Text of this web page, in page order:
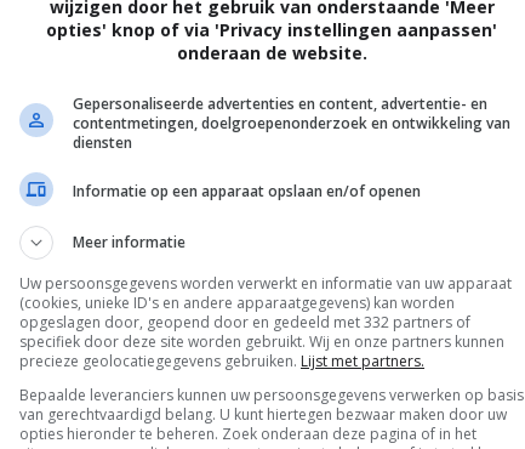
en gaat hij in zee met een
van alle ellende, want hij belandt middenin
gearresteerd en in het gevang gegooid. Eddie
te laten verklaren maar komt
afdeling van een ziekenhuis terecht.
moment weet hij te ontsnappen, maar wordt
arts
Richard Pryor, Jon Polito ,Sylvia Miles
Randall 'Tex' Cobb,Joe Mantegna,Rachel
Ticotin
Brian Tarantina Rubén Blades,
Jude Ciccolella,Joe Dallesandro,Bob
Saget,Bob Dishy,Garrett Morris,Maria
wijzigen door het gebruik van onderstaande 'Meer
opties' knop of via 'Privacy instellingen aanpassen'
onderaan de website.
Gepersonaliseerde advertenties en content, advertentie- en
contentmetingen, doelgroepenonderzoek en ontwikkeling van
diensten
Informatie op een apparaat opslaan en/of openen
Meer informatie
Uw persoonsgegevens worden verwerkt en informatie van uw apparaat
(cookies, unieke ID's en andere apparaatgegevens) kan worden
opgeslagen door, geopend door en gedeeld met 332 partners of
specifiek door deze site worden gebruikt. Wij en onze partners kunnen
precieze geolocatiegegevens gebruiken. Lijst met partners.
Bepaalde leveranciers kunnen uw persoonsgegevens verwerken op basis
van gerechtvaardigd belang. U kunt hiertegen bezwaar maken door uw
opties hieronder te beheren. Zoek onderaan deze pagina of in het